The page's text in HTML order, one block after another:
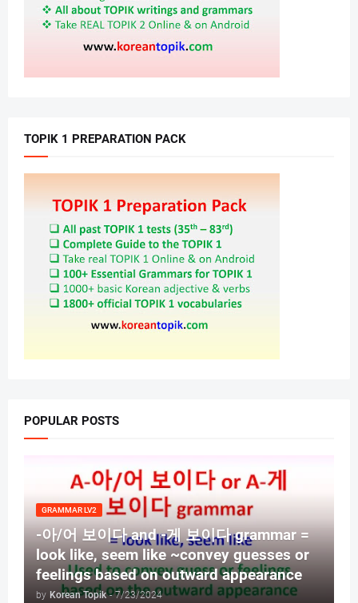
TOPIK 1 PREPARATION PACK
POPULAR POSTS
GRAMMAR LV2
-아/어 보이다 and -게 보이다 grammar =
look like, seem like ~convey guesses or
feelings based on outward appearance
by Korean Topik - 7/23/2024